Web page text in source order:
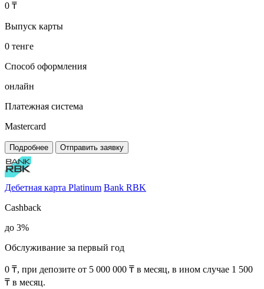
0 ₸
Выпуск карты
0 тенге
Способ оформления
онлайн
Платежная система
Mastercard
Подробнее Отправить заявку
Дебетная карта Platinum Bank RBK
Cashback
до 3%
Обслуживание за первый год
0 ₸, при депозите от 5 000 000 ₸ в месяц, в ином случае 1 500
₸ в месяц.